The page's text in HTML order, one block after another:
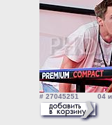
# 27045251 04